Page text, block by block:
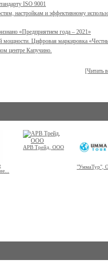
ISO 9001
настройкам и эффективному
«Предприятием года – 2021»
мощности. Цифровая маркировка
центре Капучино.
[Читать
АРВ Трейд, ООО
"УммаТур",